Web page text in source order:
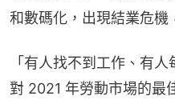
和數碼化，出現結業危機
「有人找不到工作、有
對 2021 年勞動市場的最